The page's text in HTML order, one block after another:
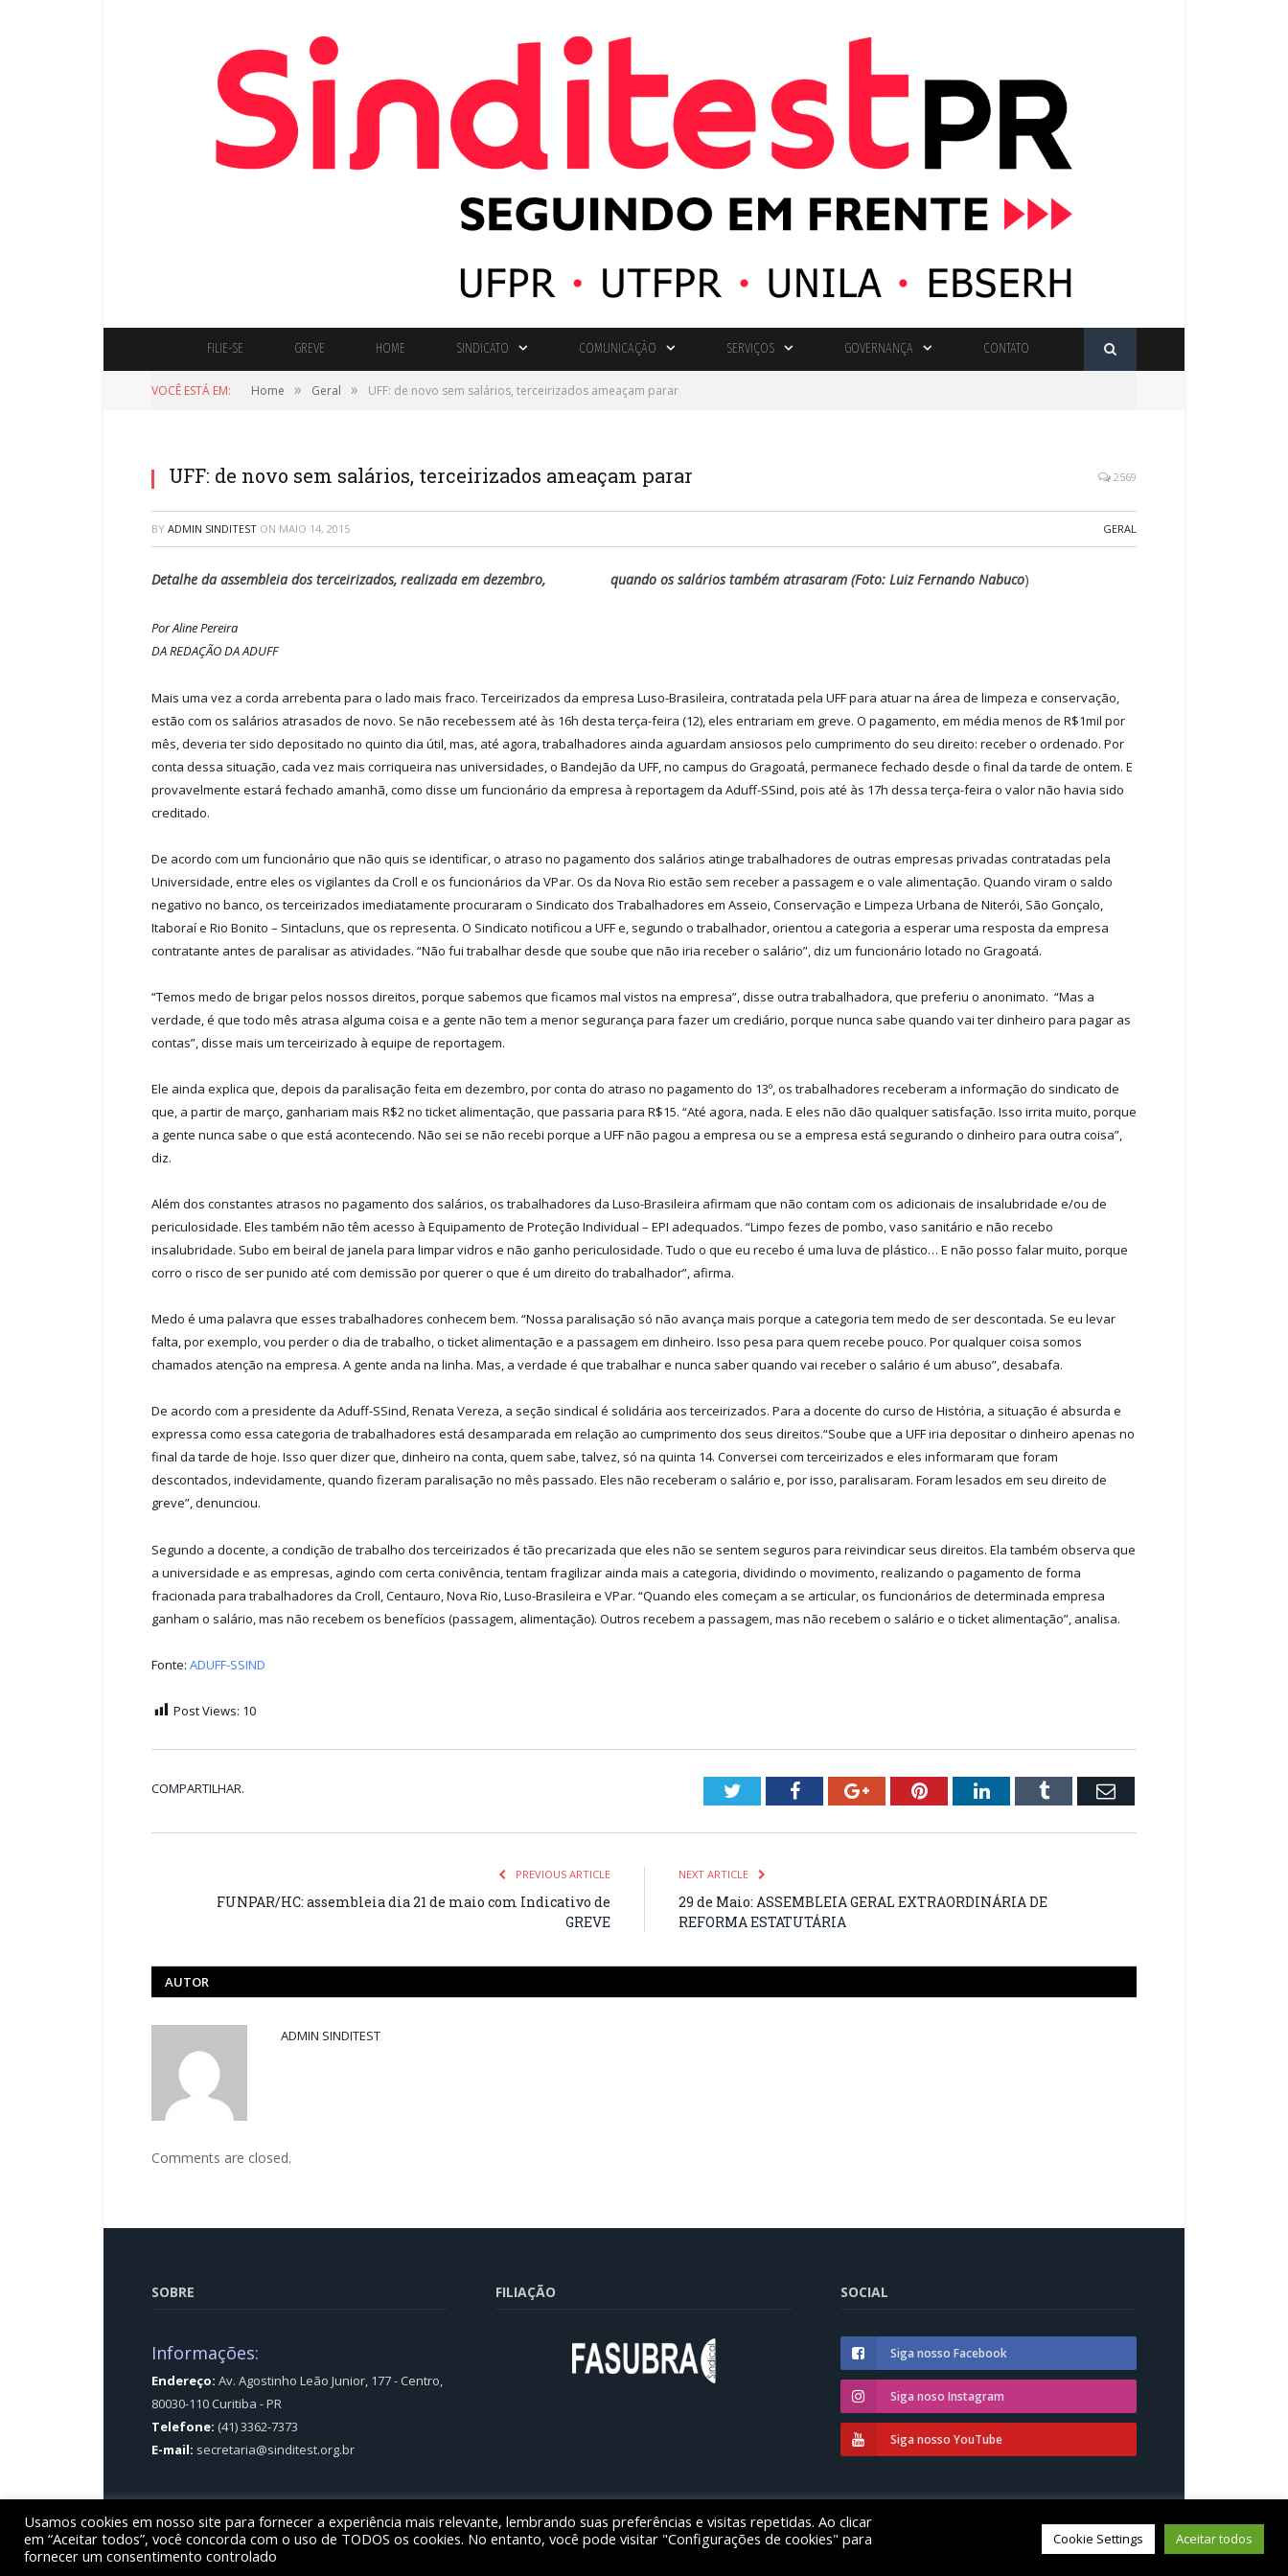
FILIE-SE GREVE HOME SINDICATO COMUNICAÇÃO SERVIÇOS GOVERNANÇA CONTATO
VOCÊ ESTÁ EM: Home » Geral » UFF: de novo sem salários, terceirizados ameaçam parar
UFF: de novo sem salários, terceirizados ameaçam parar 2569
BY ADMIN SINDITEST ON MAIO 14, 2015 GERAL
Detalhe da assembleia dos terceirizados, realizada em dezembro, quando os salários também atrasaram (Foto: Luiz Fernando Nabuco)
Por Aline Pereira
DA REDAÇÃO DA ADUFF
Mais uma vez a corda arrebenta para o lado mais fraco. Terceirizados da empresa Luso-Brasileira, contratada pela UFF para atuar na área de limpeza e conservação,
estão com os salários atrasados de novo. Se não recebessem até às 16h desta terça-feira (12), eles entrariam em greve. O pagamento, em média menos de R$1mil por
mês, deveria ter sido depositado no quinto dia útil, mas, até agora, trabalhadores ainda aguardam ansiosos pelo cumprimento do seu direito: receber o ordenado. Por
conta dessa situação, cada vez mais corriqueira nas universidades, o Bandejão da UFF, no campus do Gragoatá, permanece fechado desde o final da tarde de ontem. E
provavelmente estará fechado amanhã, como disse um funcionário da empresa à reportagem da Aduff-SSind, pois até às 17h dessa terça-feira o valor não havia sido
creditado.
De acordo com um funcionário que não quis se identificar, o atraso no pagamento dos salários atinge trabalhadores de outras empresas privadas contratadas pela
Universidade, entre eles os vigilantes da Croll e os funcionários da VPar. Os da Nova Rio estão sem receber a passagem e o vale alimentação. Quando viram o saldo
negativo no banco, os terceirizados imediatamente procuraram o Sindicato dos Trabalhadores em Asseio, Conservação e Limpeza Urbana de Niterói, São Gonçalo,
Itaboraí e Rio Bonito – Sintacluns, que os representa. O Sindicato notificou a UFF e, segundo o trabalhador, orientou a categoria a esperar uma resposta da empresa
contratante antes de paralisar as atividades. “Não fui trabalhar desde que soube que não iria receber o salário”, diz um funcionário lotado no Gragoatá.
“Temos medo de brigar pelos nossos direitos, porque sabemos que ficamos mal vistos na empresa”, disse outra trabalhadora, que preferiu o anonimato. “Mas a
verdade, é que todo mês atrasa alguma coisa e a gente não tem a menor segurança para fazer um crediário, porque nunca sabe quando vai ter dinheiro para pagar as
contas”, disse mais um terceirizado à equipe de reportagem.
Ele ainda explica que, depois da paralisação feita em dezembro, por conta do atraso no pagamento do 13º, os trabalhadores receberam a informação do sindicato de
que, a partir de março, ganhariam mais R$2 no ticket alimentação, que passaria para R$15. “Até agora, nada. E eles não dão qualquer satisfação. Isso irrita muito, porque
a gente nunca sabe o que está acontecendo. Não sei se não recebi porque a UFF não pagou a empresa ou se a empresa está segurando o dinheiro para outra coisa”,
diz.
Além dos constantes atrasos no pagamento dos salários, os trabalhadores da Luso-Brasileira afirmam que não contam com os adicionais de insalubridade e/ou de
periculosidade. Eles também não têm acesso à Equipamento de Proteção Individual – EPI adequados. “Limpo fezes de pombo, vaso sanitário e não recebo
insalubridade. Subo em beiral de janela para limpar vidros e não ganho periculosidade. Tudo o que eu recebo é uma luva de plástico… E não posso falar muito, porque
corro o risco de ser punido até com demissão por querer o que é um direito do trabalhador”, afirma.
Medo é uma palavra que esses trabalhadores conhecem bem. “Nossa paralisação só não avança mais porque a categoria tem medo de ser descontada. Se eu levar
falta, por exemplo, vou perder o dia de trabalho, o ticket alimentação e a passagem em dinheiro. Isso pesa para quem recebe pouco. Por qualquer coisa somos
chamados atenção na empresa. A gente anda na linha. Mas, a verdade é que trabalhar e nunca saber quando vai receber o salário é um abuso”, desabafa.
De acordo com a presidente da Aduff-SSind, Renata Vereza, a seção sindical é solidária aos terceirizados. Para a docente do curso de História, a situação é absurda e
expressa como essa categoria de trabalhadores está desamparada em relação ao cumprimento dos seus direitos.“Soube que a UFF iria depositar o dinheiro apenas no
final da tarde de hoje. Isso quer dizer que, dinheiro na conta, quem sabe, talvez, só na quinta 14. Conversei com terceirizados e eles informaram que foram
descontados, indevidamente, quando fizeram paralisação no mês passado. Eles não receberam o salário e, por isso, paralisaram. Foram lesados em seu direito de
greve”, denunciou.
Segundo a docente, a condição de trabalho dos terceirizados é tão precarizada que eles não se sentem seguros para reivindicar seus direitos. Ela também observa que
a universidade e as empresas, agindo com certa conivência, tentam fragilizar ainda mais a categoria, dividindo o movimento, realizando o pagamento de forma
fracionada para trabalhadores da Croll, Centauro, Nova Rio, Luso-Brasileira e VPar. “Quando eles começam a se articular, os funcionários de determinada empresa
ganham o salário, mas não recebem os benefícios (passagem, alimentação). Outros recebem a passagem, mas não recebem o salário e o ticket alimentação”, analisa.
Fonte: ADUFF-SSIND
Post Views: 10
COMPARTILHAR. TwitterFacebookGoogle+PinterestLinkedInTumblr Email
PREVIOUS ARTICLE
FUNPAR/HC: assembleia dia 21 de maio com Indicativo de
GREVE
NEXT ARTICLE
29 de Maio: ASSEMBLEIA GERAL EXTRAORDINÁRIA DE
REFORMA ESTATUTÁRIA
AUTOR
ADMIN SINDITEST
Comments are closed.
SOBRE
Informações:
Endereço: Av. Agostinho Leão Junior, 177 - Centro,
80030-110 Curitiba - PR
Telefone: (41) 3362-7373
E-mail: secretaria@sinditest.org.br
FILIAÇÃO SOCIAL
Siga nosso Facebook
Siga noso Instagram
Siga nosso YouTube
© Sinditest – Sindicato dos trabalhadores em educação das instituições federais de ensino superior no estado do Paraná
Usamos cookies em nosso site para fornecer a experiência mais relevante, lembrando suas preferências e visitas repetidas. Ao clicar
em “Aceitar todos”, você concorda com o uso de TODOS os cookies. No entanto, você pode visitar "Configurações de cookies" para
fornecer um consentimento controlado
Cookie Settings Aceitar todos